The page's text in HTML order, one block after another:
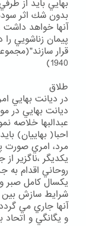
بهايي بايد از
بدون شك اثر
آنها خواهد داشت
پيمان زناشويي
1940)
طلاق
در ديانت بهايي
ديانت بهايي در
عبدالبها خلاصه
احبا( بهاييان)
مرد، امري صورت
يكديگر ،ناگزير
روحاني اقدام به
يكسال كامل صبر
شرايط سازش بين
آنها جاري مي
و يگانگي و اتحاد